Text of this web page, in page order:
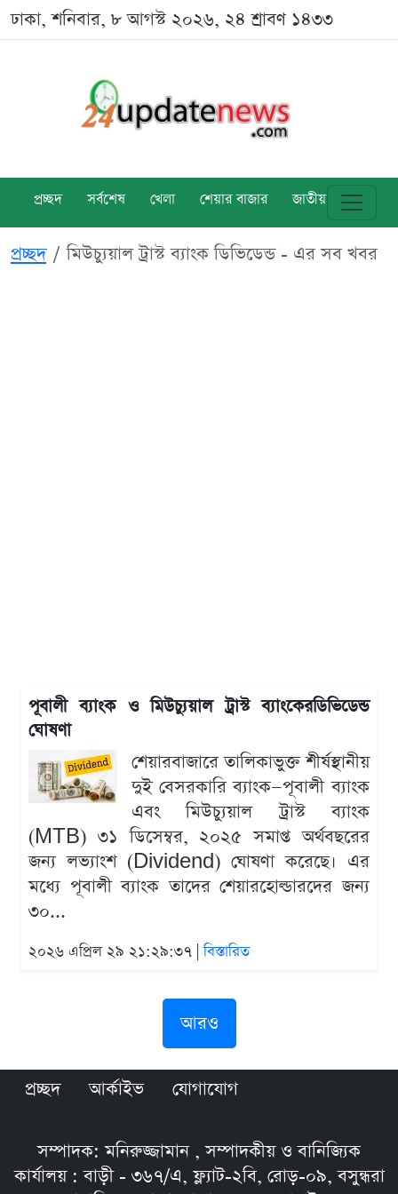
ঢাকা, শনিবার, ৮ আগস্ট ২০২৬, ২৪ শ্রাবণ ১৪৩৩
প্রচ্ছদ সর্বশেষ খেলা শেয়ার বাজার জাতীয় বিশ্ব
প্রচ্ছদ মিউচ্যুয়াল ট্রাস্ট ব্যাংক ডিভিডেন্ড - এর সব খবর
পূবালী ব্যাংক ও মিউচ্যুয়াল ট্রাস্ট ব্যাংকেরডিভিডেন্ড
ঘোষণা
শেয়ারবাজারে তালিকাভুক্ত শীর্ষস্থানীয়
দুই বেসরকারি ব্যাংক—পূবালী ব্যাংক
এবং মিউচ্যুয়াল ট্রাস্ট ব্যাংক
(MTB) ৩১ ডিসেম্বর, ২০২৫ সমাপ্ত অর্থবছরের
জন্য লভ্যাংশ (Dividend) ঘোষণা করেছে। এর
মধ্যে পূবালী ব্যাংক তাদের শেয়ারহোল্ডারদের জন্য
৩০...
২০২৬ এপ্রিল ২৯ ২১:২৯:৩৭ |বিস্তারিত
আরও
প্রচ্ছদ আর্কাইভ যোগাযোগ
সম্পাদক: মনিরুজ্জামান , সম্পাদকীয় ও বানিজ্যিক
কার্যালয় : বাড়ী - ৩৬৭/এ, ফ্ল্যাট-২বি, রোড়-০৯, বসুন্ধরা